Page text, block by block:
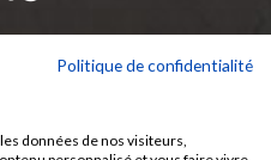
Politique de confidentialité
données de nos visiteurs,